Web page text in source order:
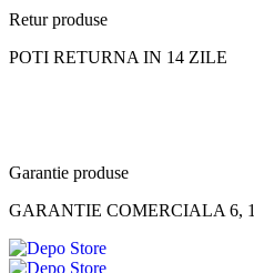
Retur produse
POTI RETURNA IN 14 ZILE
Garantie produse
GARANTIE COMERCIALA 6,